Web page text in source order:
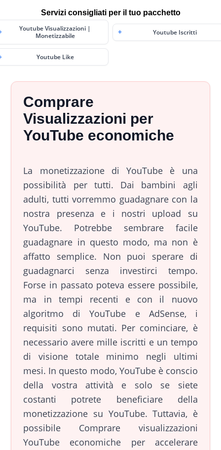
Servizi consigliati per il tuo pacchetto
Youtube Visualizzazioni |
Monetizzabile
Youtube Iscritti
Youtube Like
Comprare
Visualizzazioni per
YouTube economiche
La monetizzazione di YouTube è una
possibilità per tutti. Dai bambini agli
adulti, tutti vorremmo guadagnare con la
nostra presenza e i nostri upload su
YouTube. Potrebbe sembrare facile
guadagnare in questo modo, ma non è
affatto semplice. Non puoi sperare di
guadagnarci senza investirci tempo.
Forse in passato poteva essere possibile,
ma in tempi recenti e con il nuovo
algoritmo di YouTube e AdSense, i
requisiti sono mutati. Per cominciare, è
necessario avere mille iscritti e un tempo
di visione totale minimo negli ultimi
mesi. In questo modo, YouTube è conscio
della vostra attività e solo se siete
costanti potrete beneficiare della
monetizzazione su YouTube. Tuttavia, è
possibile Comprare visualizzazioni
YouTube economiche per accelerare